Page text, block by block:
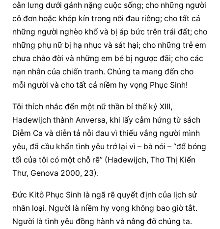
oằn lưng dưới gánh nặng cuộc sống; cho những người
cô đơn hoặc khép kín trong nỗi đau riêng; cho tất cả
những người nghèo khổ và bị áp bức trên trái đất; cho
những phụ nữ bị hạ nhục và sát hại; cho những trẻ em
chưa chào đời và những em bé bị ngược đãi; cho các
nạn nhân của chiến tranh. Chúng ta mang đến cho
mỗi người và cho tất cả niềm hy vọng Phục Sinh!
Tôi thích nhắc đến một nữ thần bí thế kỷ XIII,
Hadewijch thành Anversa, khi lấy cảm hứng từ sách
Diễm Ca và diễn tả nỗi đau vì thiếu vắng người mình
yêu, đã cầu khẩn tình yêu trở lại vì – bà nói – “để bóng
tối của tôi có một chỗ rẽ” (Hadewijch, Thơ Thị Kiến
Thư, Genova 2000, 23).
Đức Kitô Phục Sinh là ngã rẽ quyết định của lịch sử
nhân loại. Người là niềm hy vọng không bao giờ tắt.
Người là tình yêu đồng hành và nâng đỡ chúng ta.